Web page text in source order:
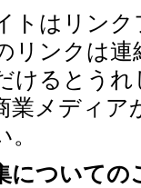
トはリン
リンクは
けるとう
業メディア
についての